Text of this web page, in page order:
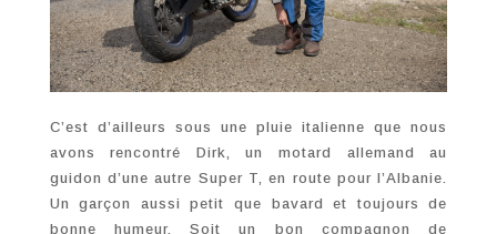
C’est d’ailleurs sous une pluie italienne que nous
avons rencontré Dirk, un motard allemand au
guidon d’une autre Super T, en route pour l’Albanie.
Un garçon aussi petit que bavard et toujours de
bonne humeur. Soit un bon compagnon de